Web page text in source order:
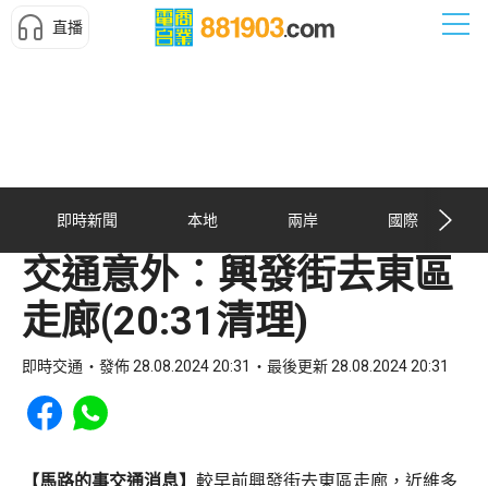
直播
即時新聞 本地 兩岸 國際
交通意外︰興發街去東區
走廊(20:31清理)
即時交通 發佈 28.08.2024 20:31 最後更新 28.08.2024 20:31
Share to Facebook
Share to WhatsApp
【馬路的事交通消息】 較早前興發街去東區走廊，近維多